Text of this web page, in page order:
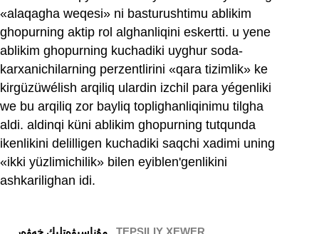
«alaqagha weqesi» ni basturushtimu ablikim
ghopurning aktip rol alghanliqini eskertti. u yene
ablikim ghopurning kuchadiki uyghur soda-
karxanichilarning perzentlirini «qara tizimlik» ke
kirgüzüwélish arqiliq ulardin izchil para yégenliki
we bu arqiliq zor bayliq toplighanliqinimu tilgha
aldi. aldinqi küni ablikim ghopurning tutqunda
ikenlikini delilligen kuchadiki saqchi xadimi uning
«ikki yüzlimichilik» bilen eyiblen'genlikini
ashkarilighan idi.
TEPSILIY XEWER